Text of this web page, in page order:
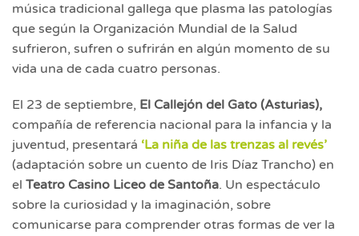
música tradicional gallega que plasma las patologías
que según la Organización Mundial de la Salud
sufrieron, sufren o sufrirán en algún momento de su
vida una de cada cuatro personas.
El 23 de septiembre, El Callejón del Gato (Asturias),
compañía de referencia nacional para la infancia y la
juventud, presentará ‘La niña de las trenzas al revés’
(adaptación sobre un cuento de Iris Díaz Trancho) en
el Teatro Casino Liceo de Santoña. Un espectáculo
sobre la curiosidad y la imaginación, sobre
comunicarse para comprender otras formas de ver la